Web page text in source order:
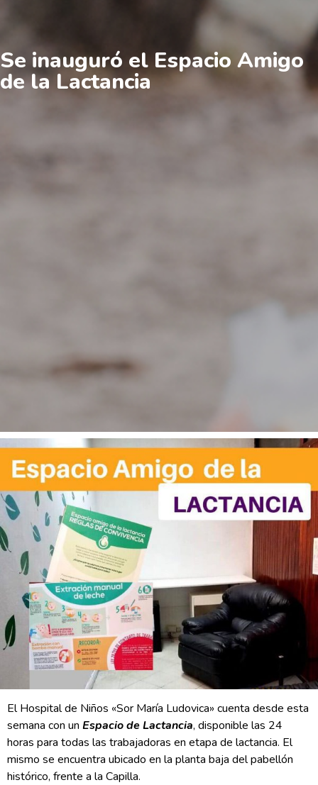
Se inauguró el Espacio Amigo
de la Lactancia
El Hospital de Niños «Sor María Ludovica» cuenta desde esta
semana con un Espacio de Lactancia, disponible las 24
horas para todas las trabajadoras en etapa de lactancia. El
mismo se encuentra ubicado en la planta baja del pabellón
histórico, frente a la Capilla.